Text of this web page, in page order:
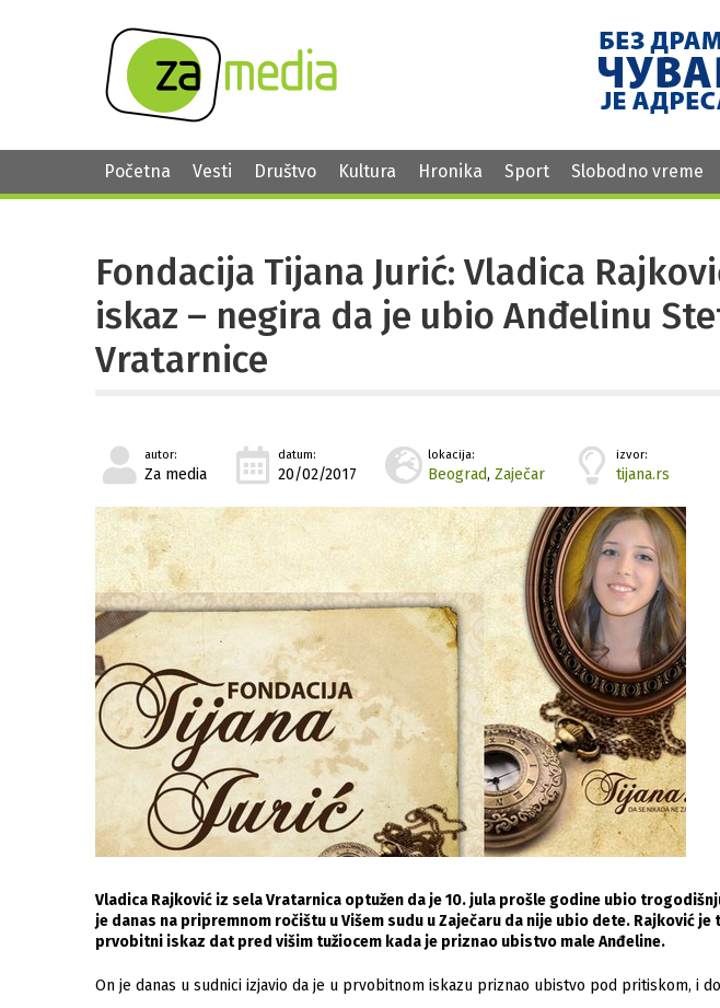
Početna Vesti Društvo Kultura Hronika Sport Slobodno vreme
Fondacija Tijana Jurić: Vladica
iskaz – negira da je ubio Anđelinu
Vratarnice
autor:
Za media
datum:
20/02/2017
lokacija:
Beograd, Zaječar
izvor:
tijana.rs
Vladica Rajković iz sela Vratarnica optužen da je 10. jula prošle godine ubio
je danas na pripremnom ročištu u Višem sudu u Zaječaru da nije ubio dete. Rajković
prvobitni iskaz dat pred višim tužiocem kada je priznao ubistvo male Anđeline.
On je danas u sudnici izjavio da je u prvobitnom iskazu priznao ubistvo pod pritiskom, i